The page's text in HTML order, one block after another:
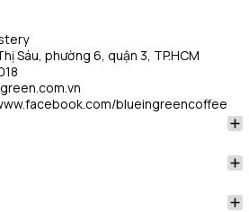
Sáu, phường 6, quận 3, TP.HCM
blueingreencoffee